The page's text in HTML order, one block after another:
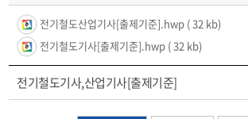
전기철도산업기사[출제기준].hwp ( 32 kb)
전기철도기사[출제기준].hwp ( 32 kb)
전기철도기사,산업기사[출제기준]